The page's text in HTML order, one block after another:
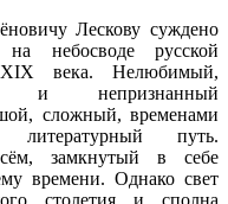
Лескову суждено
небосводе русской
века. Нелюбимый,
и непризнанный
сложный, временами
путь.
замкнутый в себе
времени. Однако свет
столетия и сполна